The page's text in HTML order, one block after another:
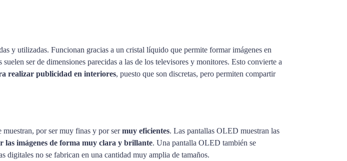
y utilizadas. Funcionan gracias a un cristal líquido que permite formar imágenes en
ser de dimensiones parecidas a las de los televisores y monitores. Esto convierte a
realizar publicidad en interiores, puesto que son discretas, pero permiten compartir
muestran, por ser muy finas y por sermuy eficientes. Las pantallas OLED muestran las
las imágenes de forma muy clara y brillante. Una pantalla OLED también se
digitales no se fabrican en una cantidad muy amplia de tamaños.